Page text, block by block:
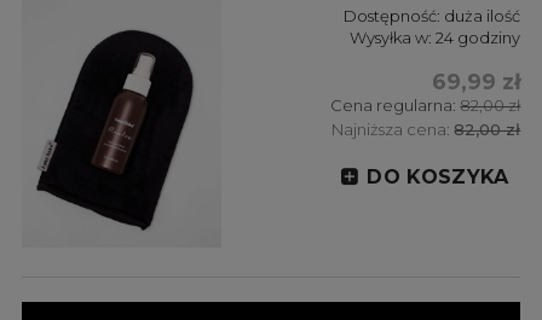
Dostępność: duża ilość
Wysyłka w: 24 godziny
69,99 zł
Cena regularna:82,00 zł
Najniższa cena:82,00 zł
DO KOSZYKA